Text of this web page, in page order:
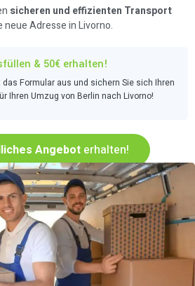
sicheren und effizienten Transport
neue Adresse in Livorno.
& 50€ erhalten!
Formular aus und sichern Sie sich Ihren
Ihren Umzug von Berlin nach Livorno!
Angebot erhalten!